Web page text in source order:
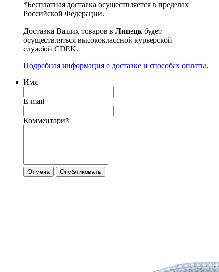
*Бесплатная доставка осуществляется в пределах
Российской Федерации.
Доставка Ваших товаров в Липецкбудет
осуществляться высококлассной курьерской
службой CDEK.
Подробная информация о доставке и способах оплаты.
Имя
E-mail
Комментарий
Отмена Опубликовать